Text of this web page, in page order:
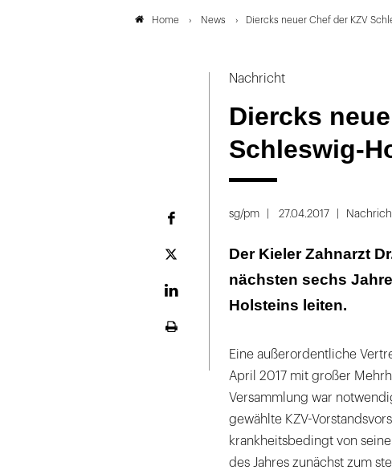
Home News Diercks neuer Chef der KZV
Nachricht
Diercks
Schleswig-
Plattform
sg/pm 27.04.2017
Der Kieler Zahnarzt
nächsten sechs
Holsteins leiten.
Eine außerordentliche
April 2017 mit großer
Versammlung war
gewählte KZV-
krankheitsbedingt von
des Jahres zunächst zum